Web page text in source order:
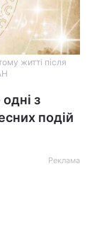
житті після
з
подій
Реклама